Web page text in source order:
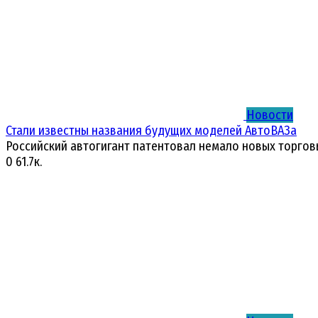
Новости
Стали известны названия будущих моделей АвтоВАЗа
Российский автогигант патентовал немало новых
0 61.7к.